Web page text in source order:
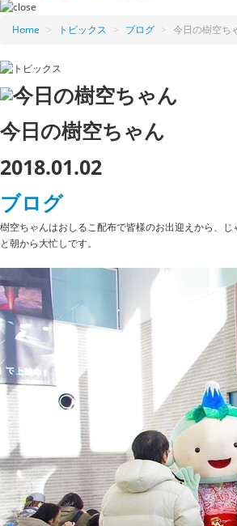
Home > トピックス > ブログ > 今日の樹空ち
今日の樹空ちゃん
2018.01.02
ブログ
樹空ちゃんはおしるこ配布で皆様のお出迎えから、
と朝から大忙しです。